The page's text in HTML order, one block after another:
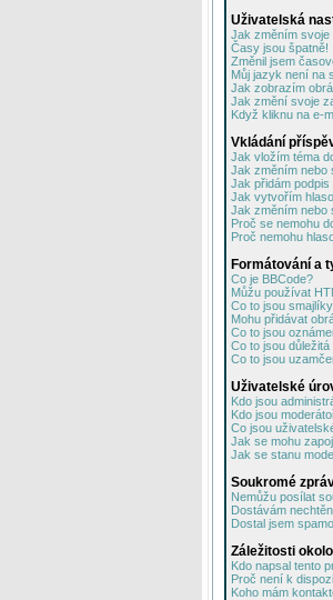
Uživatelská
Jak změním svoje
Časy jsou špatně!
Změnil jsem
Můj jazyk není na
Jak zobrazím
Jak změní svoje
Když kliknu na e-
Vkládání
Jak vložím téma
Jak změním nebo
Jak přidám
Jak vytvořím
Jak změním nebo
Proč se nemohu
Proč nemohu
Formátování a
Co je BBCode?
Můžu používat
Co to jsou
Mohu přidávat
Co to jsou
Co to jsou důležitá
Co to jsou
Uživatelské
Kdo jsou
Kdo jsou
Co jsou
Jak se mohu
Jak se stanu
Soukromé
Nemůžu posílat
Dostávám
Dostal jsem
Záležitosti
Kdo napsal tento
Proč není k
Koho mám